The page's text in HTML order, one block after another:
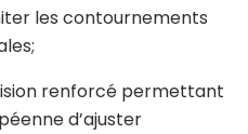
les contournements
renforcé permettant
d’ajuster